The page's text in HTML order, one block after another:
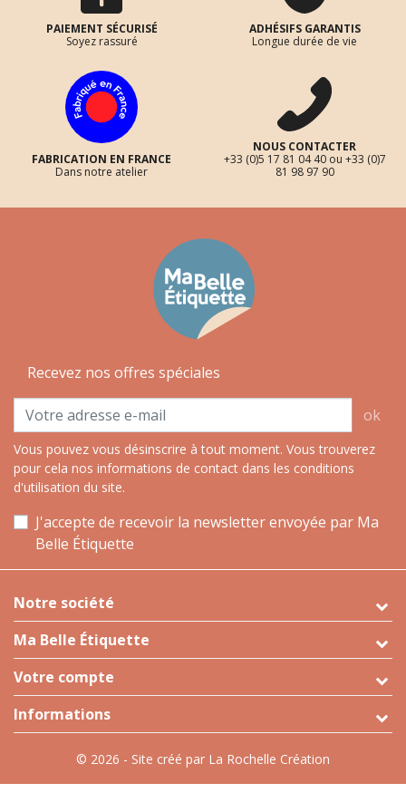
PAIEMENT SÉCURISÉ
Soyez rassuré
ADHÉSIFS GARANTIS
Longue durée de vie
FABRICATION EN FRANCE
Dans notre atelier
NOUS CONTACTER
+33 (0)5 17 81 04 40 ou +33 (0)7
81 98 97 90
Recevez nos offres spéciales
ok
Vous pouvez vous désinscrire à tout moment. Vous trouverez
pour cela nos informations de contact dans les conditions
d'utilisation du site.
J'accepte de recevoir la newsletter envoyée par Ma
Belle Étiquette
Notre société
Ma Belle Étiquette
Votre compte
Informations
© 2026 - Site créé par La Rochelle Création